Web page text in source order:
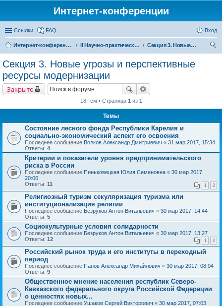
Интернет-конференции
Ссылки FAQ Вход
Интернет-конференции II Научно-практическая интернет-конференция «Глобальные вызовы и региональное развитие в зеркале социологических измерений» Актуальные проблемы российского общества в контексте новых вызовов современности
Секция 3. Новые угрозы и перспективные ресурсы модернизации
Секция 3. Новые угрозы и перспективные
ресурсы модернизации
Закрыто
18 тем • Страница 1 из 1
Темы
Состояние лесного фонда Республики Карелия и
социально-экономический аспект его освоения
Последнее сообщение Волков Александр Дмитриевич « 31 мар 2017, 15:34
Ответы: 4
Критерии и показатели уровня предпринимательского
риска в России
Последнее сообщение Пиньковецкая Юлия Семеновна « 30 мар 2017,
20:06
Ответы: 11 1 2
Религиозный туризм секуляризация туризма или
институционализация религии
Последнее сообщение Безруков Антон Витальевич « 30 мар 2017, 14:44
Ответы: 5
Социокультурные условия солидарности
Последнее сообщение Безруков Антон Витальевич « 30 мар 2017, 13:27
Ответы: 12 1 2
Российский рынок труда и его институты в переходный
период
Последнее сообщение Панов Александр Михайлович « 30 мар 2017, 08:04
Ответы: 9
Общественное мнение населения республик Северо-
Кавказского федерального округа Российской Федерации
о ценностях новых...
Последнее сообщение Ушаков Сергей Викторович « 30 мар 2017, 07:03